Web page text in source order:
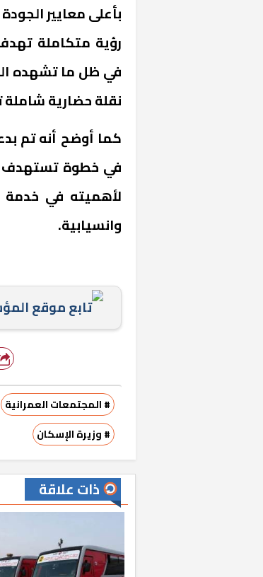
بأعلى معايير
رؤية متكاملة
في ظل ما تشهده
نقلة حضارية
كما أوضح أنه تم
في خطوة تستهدف
لأهميته في خدمة
وانسيابية.
تابع موقع
# المجتمعات العمرانية
# وزيرة الإسكان
ذات علاقة